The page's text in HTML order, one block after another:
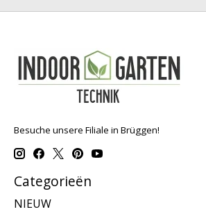
Besuche unsere Filiale in Brüggen!
Categorieën
NIEUW